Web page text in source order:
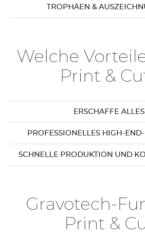
TROPHÄEN &
Welche
Print &
ERSCHAFFE ALLES
PROFESSIONELLES HIGH-
SCHNELLE PRODUKTION UND
Gravotech-
Print &